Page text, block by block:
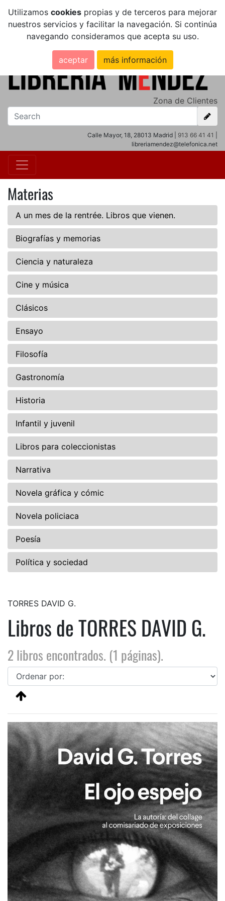
Utilizamos cookies propias y de terceros para mejorar
nuestros servicios y facilitar la navegación. Si continúa
navegando consideramos que acepta su uso.
aceptar más información
Zona de Clientes
Calle Mayor, 18, 28013 Madrid | 913 66 41 41
libreriamendez@telefonica.net
Materias
A un mes de la rentrée. Libros que vienen.
Biografías y memorias
Ciencia y naturaleza
Cine y música
Clásicos
Ensayo
Filosofía
Gastronomía
Historia
Infantil y juvenil
Libros para coleccionistas
Narrativa
Novela gráfica y cómic
Novela policiaca
Poesía
Política y sociedad
TORRES DAVID G.
Libros de TORRES DAVID G.
2 libros encontrados. (1 páginas).